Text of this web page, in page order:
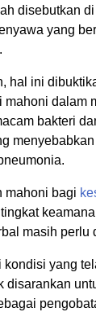
disebutkan
yang
hal ini
mahoni dalam
bakteri
mahoni bagi
masih perlu
yang
disarankan